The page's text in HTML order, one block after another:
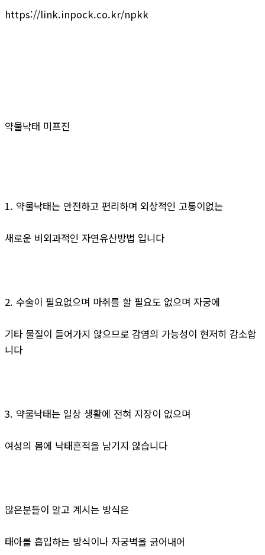
https://link.inpock.co.kr/npkk
약물낙태 미프진
1. 약물낙태는 안전하고 편리하며 외상적인 고통이없는
새로운 비외과적인 자연유산방법 입니다
2. 수술이 필요없으며 마취를 할 필요도 없으며 자궁에
기타 물질이 들어가지 않으므로 감염의 가능성이 현저히 감소합
니다
3. 약물낙태는 일상 생활에 전혀 지장이 없으며
여성의 몸에 낙태흔적을 남기지 않습니다
많은분들이 알고 계시는 방식은
태아를 흡입하는 방식이나 자궁벽을 긁어내어